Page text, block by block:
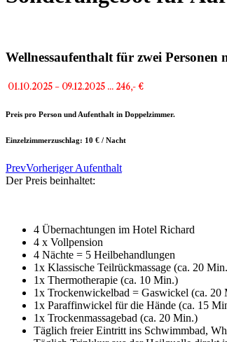
Wellnessaufenthalt für zwei Personen
01.10.2025 – 09.12.2025 … 246,- €
Preis pro Person und Aufenthalt in Doppelzimmer.
Einzelzimmerzuschlag: 10 € / Nacht
PrevVorheriger Aufenthalt
Der Preis beinhaltet:
4 Übernachtungen im Hotel Richard
4 x Vollpension
4 Nächte = 5 Heilbehandlungen
1x Klassische Teilrückmassage (ca. 20
1x Thermotherapie (ca. 10 Min.)
1x Trockenwickelbad = Gaswickel (ca. 20
1x Paraffinwickel für die Hände (ca. 15
1x Trockenmassagebad (ca. 20 Min.)
Täglich freier Eintritt ins Schwimmbad,